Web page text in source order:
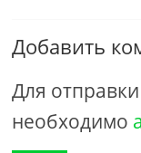
Добавить
Для
необходимо